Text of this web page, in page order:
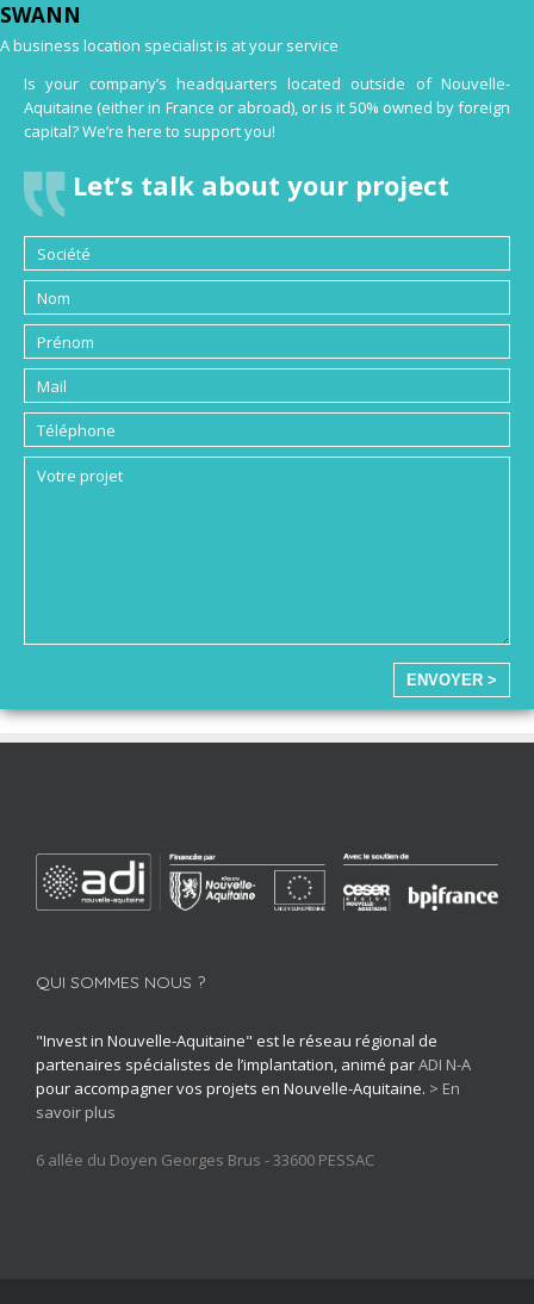
SWANN
A business location specialist is at your service
Is your company’s headquarters located outside of Nouvelle-
Aquitaine (either in France or abroad), or is it 50% owned by foreign
capital? We’re here to support you!
Let’s talk about your project
ENVOYER >
QUI SOMMES NOUS ?
"Invest in Nouvelle-Aquitaine" est le réseau régional de
partenaires spécialistes de l’implantation, animé parADI N-A
pour accompagner vos projets en Nouvelle-Aquitaine. > En
savoir plus
6 allée du Doyen Georges Brus - 33600 PESSAC